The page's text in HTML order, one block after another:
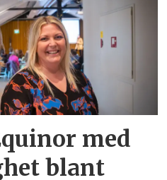
med
blant